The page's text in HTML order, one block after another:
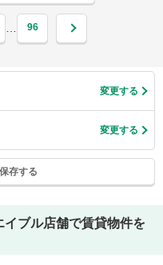
… 96
変更する
変更する
存する
イブル店舗で賃貸物件を